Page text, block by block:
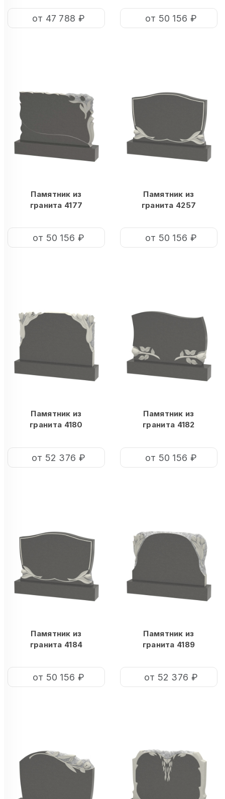
от 47 788 ₽ от 50 156 ₽
Памятник из
гранита 4177
от 50 156 ₽
Памятник из
гранита 4257
от 50 156 ₽
Памятник из
гранита 4180
от 52 376 ₽
Памятник из
гранита 4182
от 50 156 ₽
Памятник из
гранита 4184
от 50 156 ₽
Памятник из
гранита 4189
от 52 376 ₽